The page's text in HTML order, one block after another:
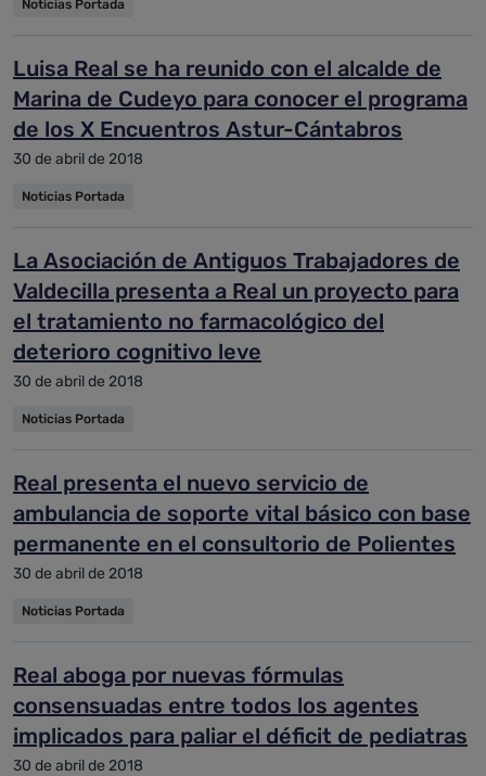
Noticias Portada
Luisa Real se ha reunido con el alcalde de
Marina de Cudeyo para conocer el programa
de los X Encuentros Astur-Cántabros
30 de abril de 2018
Noticias Portada
La Asociación de Antiguos Trabajadores de
Valdecilla presenta a Real un proyecto para
el tratamiento no farmacológico del
deterioro cognitivo leve
30 de abril de 2018
Noticias Portada
Real presenta el nuevo servicio de
ambulancia de soporte vital básico con base
permanente en el consultorio de Polientes
30 de abril de 2018
Noticias Portada
Real aboga por nuevas fórmulas
consensuadas entre todos los agentes
implicados para paliar el déficit de pediatras
30 de abril de 2018